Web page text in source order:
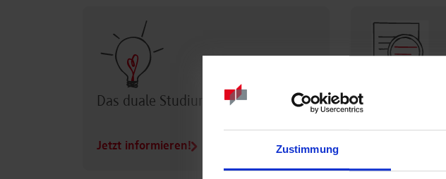
Zustimmung
Das duale Studium im Überblick
Jetzt informieren! Profil der